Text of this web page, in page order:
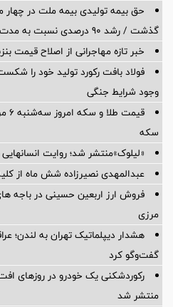
گذشت / رشد 90 درصدی نسبت به مدت مشابه سال گذشته
خبر تازه مهاجرانی از اصلاح قیمت
وجود شرایط جنگی
سکه
«لیلوک»منتشر شد؛ روایت
عبدالمهدی نصیرزاده شش ماه از
فروش ارز اربعین حسینی در باجه
مرزی
هشدار دیپلماتیک تهران به لندن؛
گفت‌وگو کرد
رکوردشکنی یک خودرو در روزهای
منتشر شد